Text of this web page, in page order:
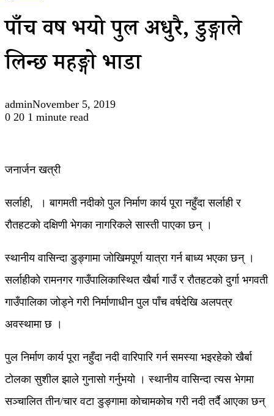
पाँच वर्ष भयाे पुल अधुरै, डुङ्गाले
लिन्छ महङ्गो भाडा
adminNovember 5, 2019
0 20 1 minute read
जनार्जन खत्री
सर्लाही, । बागमती नदीको पुल निर्माण कार्य पूरा नहुँदा सर्लाही र
रौतहटको दक्षिणी भेगका नागरिकले सास्ती पाएका छन् ।
स्थानीय वासिन्दा डुङ्गामा जोखिमपूर्ण यात्रा गर्न बाध्य भएका छन् ।
सर्लाहीको रामनगर गाउँपालिकास्थित खैर्बा गाउँ र रौतहटको दुर्गा भगवती
गाउँपालिका जोड्ने गरी निर्माणाधीन पुल पाँच वर्षदेखि अलपत्र
अवस्थामा छ ।
पुल निर्माण कार्य पूरा नहुँदा नदी वारिपारि गर्न समस्या भइरहेको खैर्बा
टोलका सुशील झाले गुनासो गर्नुभयो । स्थानीय वासिन्दा त्यस भेगमा
सञ्चालित तीन/चार वटा डुङ्गामा काेचामकोच गरी नदी तर्दै आएका छन्